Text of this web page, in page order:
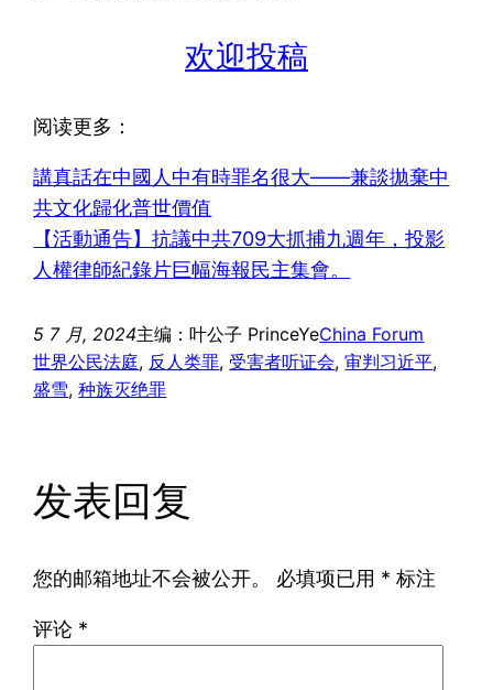
欢迎投稿
阅读更多：
講真話在中國人中有時罪名很大——兼談拋棄中
共文化歸化普世價值
【活動通告】抗議中共709大抓捕九週年，投影
人權律師紀錄片巨幅海報民主集會。
5 7 月, 2024主编：叶公子 PrinceYeChina Forum
世界公民法庭, 反人类罪, 受害者听证会, 审判习近平
盛雪, 种族灭绝罪
发表回复
您的邮箱地址不会被公开。 必填项已用 * 标注
评论 *